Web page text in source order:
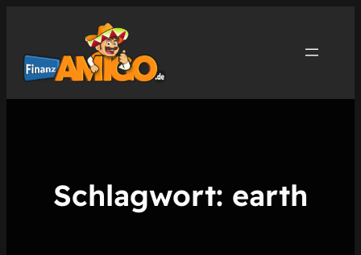
Schlagwort: earth